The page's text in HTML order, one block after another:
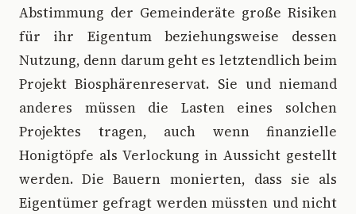
Abstimmung der Gemeinderäte große Risiken
für ihr Eigentum beziehungsweise dessen
Nutzung, denn darum geht es letztendlich beim
Projekt Biosphärenreservat. Sie und niemand
anderes müssen die Lasten eines solchen
Projektes tragen, auch wenn finanzielle
Honigtöpfe als Verlockung in Aussicht gestellt
werden. Die Bauern monierten, dass sie als
Eigentümer gefragt werden müssten und nicht